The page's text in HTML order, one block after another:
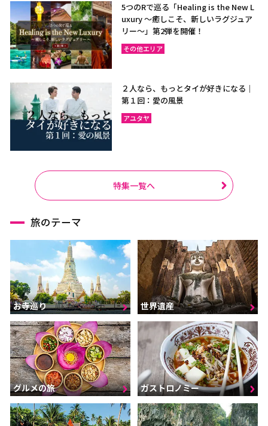
5つのRで巡る「Healing is the New L
uxury ～癒しこそ、新しいラグジュア
リー〜」第2弾を開催！
その他エリア
２人なら、もっとタイが好きになる｜
第１回：愛の風景
アユタヤ
特集一覧へ
旅のテーマ
お寺巡り 世界遺産
グルメの旅 ガストロノミー